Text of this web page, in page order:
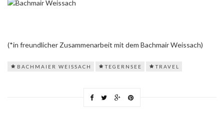
(*in freundlicher Zusammenarbeit mit dem Bachmair Weissach)
BACHMAIER WEISSACH TEGERNSEE TRAVEL